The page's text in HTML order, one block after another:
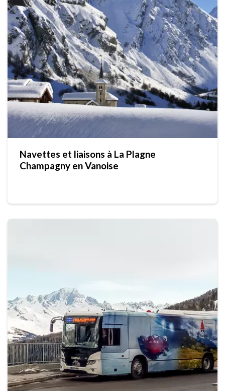
Navettes et liaisons à La Plagne
Champagny en Vanoise